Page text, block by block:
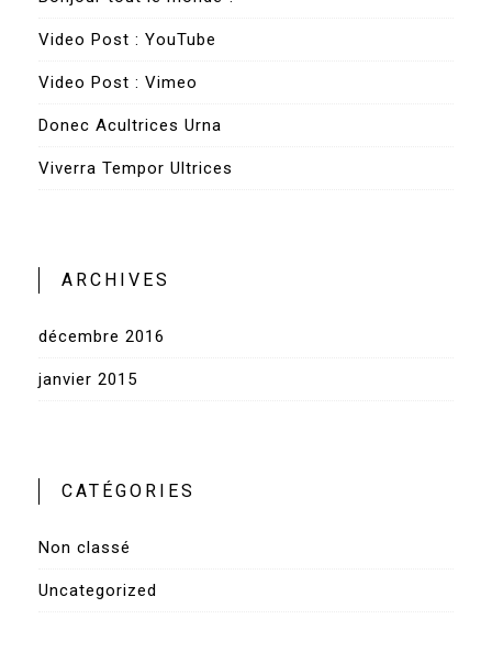
Video Post : YouTube
Video Post : Vimeo
Donec Acultrices Urna
Viverra Tempor Ultrices
ARCHIVES
décembre 2016
janvier 2015
CATÉGORIES
Non classé
Uncategorized